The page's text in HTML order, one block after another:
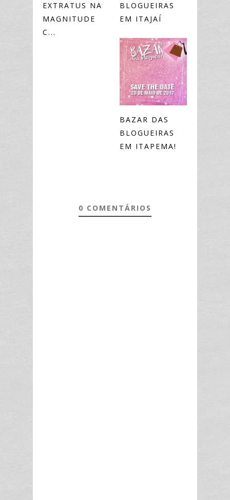
EXTRATUS NA
MAGNITUDE
C...
BLOGUEIRAS
EM ITAJAÍ
BAZAR DAS
BLOGUEIRAS
EM ITAPEMA!
0 COMENTÁRIOS